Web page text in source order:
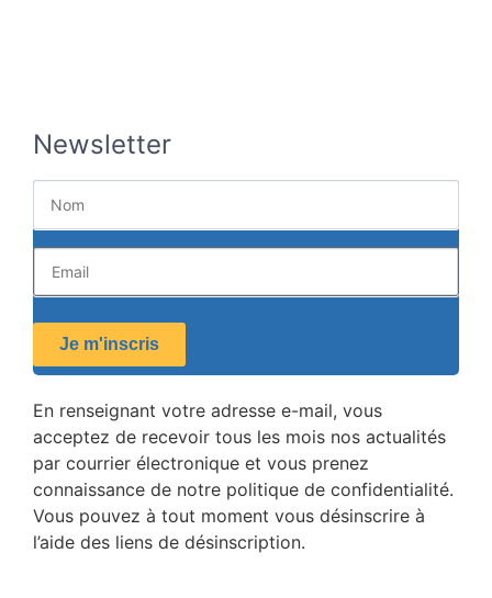
Newsletter
Je m'inscris
En renseignant votre adresse e-mail, vous
acceptez de recevoir tous les mois nos actualités
par courrier électronique et vous prenez
connaissance de notre politique de confidentialité.
Vous pouvez à tout moment vous désinscrire à
l’aide des liens de désinscription.